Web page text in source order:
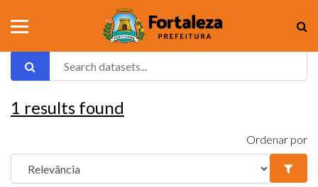
1 results found
Ordenar por